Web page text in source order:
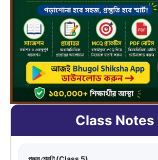
Class Notes